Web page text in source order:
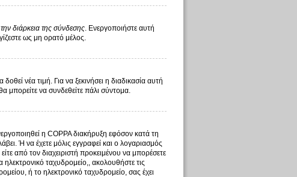
διάρκεια της σύνδεσης. Ενεργοποιήστε αυτή
ως μη ορατό μέλος.
νέα τιμή. Για να ξεκινήσει η διαδικασία αυτή
μπορείτε να συνδεθείτε πάλι σύντομα.
η COPPA διακήρυξη εφόσον κατά τη
Ή να έχετε μόλις εγγραφεί και ο λογαριασμός
από τον διαχειριστή προκειμένου να μπορέσετε
ταχυδρομείο,, ακολουθήστε τις
ή το ηλεκτρονικό ταχυδρομείο, σας έχει